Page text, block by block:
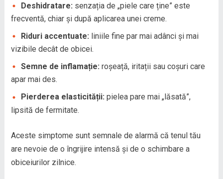
Deshidratare: senzația de „piele care ține” este
frecventă, chiar și după aplicarea unei creme.
Riduri accentuate: liniile fine par mai adânci și mai
vizibile decât de obicei.
Semne de inflamație: roșeață, iritații sau coșuri care
apar mai des.
Pierderea elasticității: pielea pare mai „lăsată”,
lipsită de fermitate.
Aceste simptome sunt semnale de alarmă că tenul tău
are nevoie de o îngrijire intensă și de o schimbare a
obiceiurilor zilnice.